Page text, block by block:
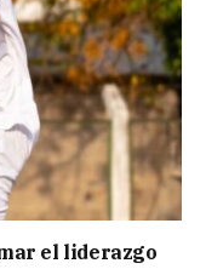
el liderazgo